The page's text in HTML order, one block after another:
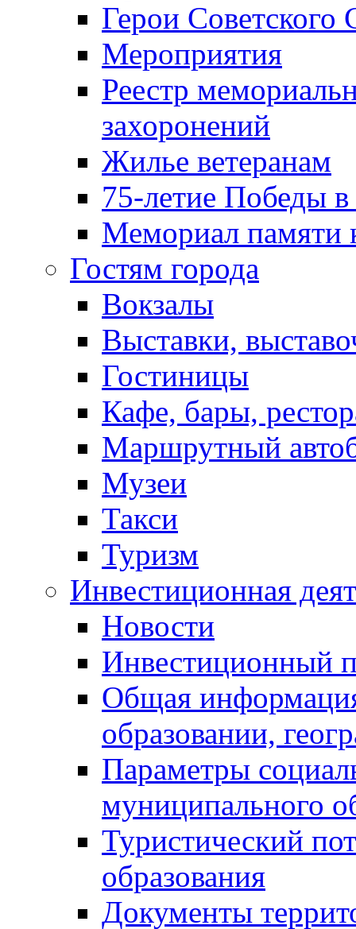
Герои Советского
Мероприятия
Реестр
захоронений
Жилье ветеранам
75-летие Победы
Мемориал памяти
Гостям города
Вокзалы
Выставки,
Гостиницы
Кафе, бары,
Маршрутный
Музеи
Такси
Туризм
Инвестиционная
Новости
Инвестиционный
Общая
образовании,
Параметры
муниципального
Туристический
образования
Документы